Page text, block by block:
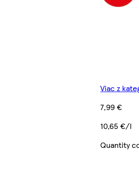
Viac z
7,99 €
10,65 €/l
Quantity